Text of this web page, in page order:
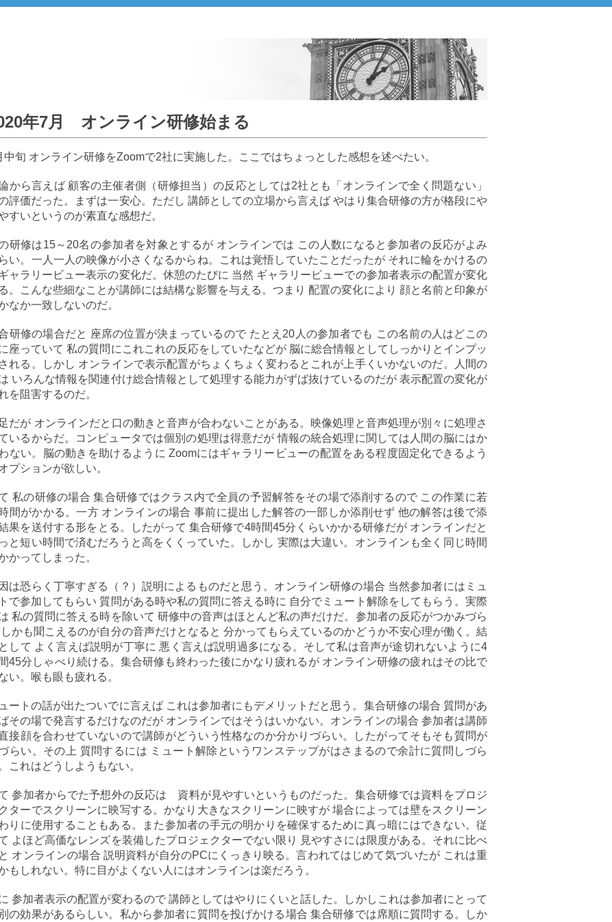
年7月 オンライン研修始まる
中旬 オンライン研修をZoomで2社に実施した。ここではちょっとした感想を述べたい。
から言えば 顧客の主催者側（研修担当）の反応としては2社とも「オンラインで全く問題ない」
評価だった。まずは一安心。ただし 講師としての立場から言えば やはり集合研修の方が格段にや
すいというのが素直な感想だ。
研修は15～20名の参加者を対象とするが オンラインでは この人数になると参加者の反応がよみ
い。一人一人の映像が小さくなるからね。これは覚悟していたことだったが それに輪をかけるの
ャラリービュー表示の変化だ。休憩のたびに 当然 ギャラリービューでの参加者表示の配置が変化
。こんな些細なことが講師には結構な影響を与える。つまり 配置の変化により 顔と名前と印象が
なか一致しないのだ。
研修の場合だと 座席の位置が決まっているので たとえ20人の参加者でも この名前の人はどこの
座っていて 私の質問にこれこれの反応をしていたなどが 脳に総合情報としてしっかりとインプッ
される。しかし オンラインで表示配置がちょくちょく変わるとこれが上手くいかないのだ。人間の
いろんな情報を関連付け総合情報として処理する能力がずば抜けているのだが 表示配置の変化が
を阻害するのだ。
だが オンラインだと口の動きと音声が合わないことがある。映像処理と音声処理が別々に処理さ
いるからだ。コンピュータでは個別の処理は得意だが 情報の統合処理に関しては人間の脳にはか
ない。脳の動きを助けるように Zoomにはギャラリービューの配置をある程度固定化できるよう
プションが欲しい。
私の研修の場合 集合研修ではクラス内で全員の予習解答をその場で添削するので この作業に若
間がかかる。一方 オンラインの場合 事前に提出した解答の一部しか添削せず 他の解答は後で添
果を送付する形をとる。したがって 集合研修で4時間45分くらいかかる研修だが オンラインだと
と短い時間で済むだろうと高をくくっていた。しかし 実際は大違い。オンラインも全く同じ時間
かってしまった。
は恐らく丁寧すぎる（？）説明によるものだと思う。オンライン研修の場合 当然参加者にはミュ
で参加してもらい 質問がある時や私の質問に答える時に 自分でミュート解除をしてもらう。実際
私の質問に答える時を除いて 研修中の音声はほとんど私の声だけだ。参加者の反応がつかみづら
しかも聞こえるのが自分の音声だけとなると 分かってもらえているのかどうか不安心理が働く。結
して よく言えば説明が丁寧に 悪く言えば説明過多になる。そして私は音声が途切れないように4
45分しゃべり続ける。集合研修も終わった後にかなり疲れるが オンライン研修の疲れはその比で
い。喉も眼も疲れる。
ートの話が出たついでに言えば これは参加者にもデメリットだと思う。集合研修の場合 質問があ
その場で発言するだけなのだが オンラインではそうはいかない。オンラインの場合 参加者は講師
接顔を合わせていないので講師がどういう性格なのか分かりづらい。したがってそもそも質問が
らい。その上 質問するには ミュート解除というワンステップがはさまるので余計に質問しづら
これはどうしようもない。
参加者からでた予想外の反応は 資料が見やすいというものだった。集合研修では資料をプロジ
ターでスクリーンに映写する。かなり大きなスクリーンに映すが 場合によっては壁をスクリーン
りに使用することもある。また参加者の手元の明かりを確保するために真っ暗にはできない。従
よほど高価なレンズを装備したプロジェクターでない限り 見やすさには限度がある。それに比べ
オンラインの場合 説明資料が自分のPCにくっきり映る。言われてはじめて気づいたが これは重
もしれない。特に目がよくない人にはオンラインは楽だろう。
参加者表示の配置が変わるので 講師としてはやりにくいと話した。しかしこれは参加者にとって
の効果があるらしい。私から参加者に質問を投げかける場合 集合研修では席順に質問する。しか